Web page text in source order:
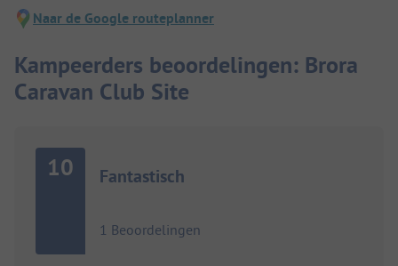
Naar de Google routeplanner
Kampeerders beoordelingen: Brora
Caravan Club Site
10 Fantastisch
1 Beoordelingen